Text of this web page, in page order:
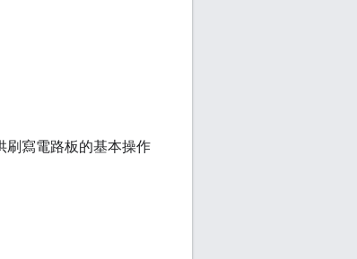
刷寫電路板的基本操作